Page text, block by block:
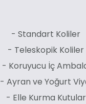
- Standart Koliler
- Teleskopik Koliler
- Koruyucu İç
- Ayran ve Yoğurt
- Elle Kurma Kutular